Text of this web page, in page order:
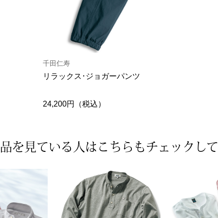
千田仁寿
リラックス･ジョガーパンツ
24,200円（税込）
を見ている人は こちらもチェックし